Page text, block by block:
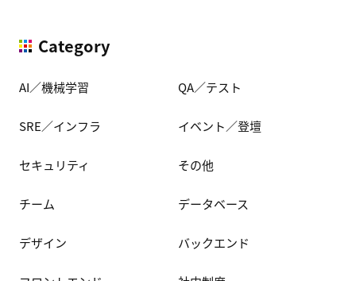
Category
AI／機械学習 QA／テスト
SRE／インフラ イベント／登壇
セキュリティ その他
チーム データベース
デザイン バックエンド